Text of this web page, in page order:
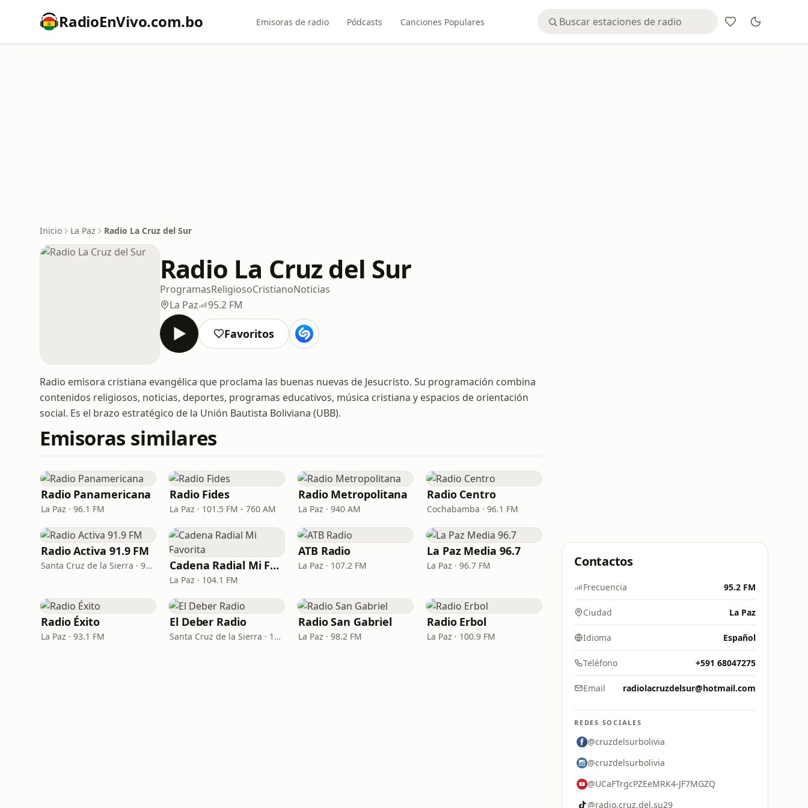
RadioEnVivo.com.bo Emisoras de radio Pódcasts Canciones Populares
Inicio La Paz Radio La Cruz del Sur
Radio La Cruz del Sur
ProgramasReligiosoCristianoNoticias
La Paz
95.2 FM
Favoritos
Radio emisora cristiana evangélica que proclama las buenas nuevas de Jesucristo. Su programación combina
contenidos religiosos, noticias, deportes, programas educativos, música cristiana y espacios de orientación
social. Es el brazo estratégico de la Unión Bautista Boliviana (UBB).
Emisoras similares
Radio Panamericana
La Paz · 96.1 FM
Radio Fides
La Paz · 101.5 FM - 760 AM
Radio Metropolitana
La Paz · 940 AM
Radio Centro
Cochabamba · 96.1 FM
Radio Activa 91.9 FM
Santa Cruz de la Sierra · 91.9 FM Cadena Radial Mi Favorita
La Paz · 104.1 FM
ATB Radio
La Paz · 107.2 FM
La Paz Media 96.7
La Paz · 96.7 FM
Radio Éxito
La Paz · 93.1 FM
El Deber Radio
Santa Cruz de la Sierra · 103.3 FM
Radio San Gabriel
La Paz · 98.2 FM
Radio Erbol
La Paz · 100.9 FM
Contactos
Frecuencia 95.2 FM
Ciudad La Paz
Idioma Español
Teléfono +591 68047275
Email radiolacruzdelsur@hotmail.com
REDES SOCIALES
@cruzdelsurbolivia
@cruzdelsurbolivia
@UCaFTrgcPZEeMRK4-JF7MGZQ
@radio.cruz.del.su29